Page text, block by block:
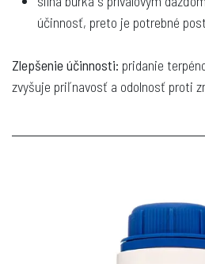
účinnosť, preto je potrebné
Zlepšenie účinnosti: pridanie
zvyšuje priľnavosť a odolnosť proti